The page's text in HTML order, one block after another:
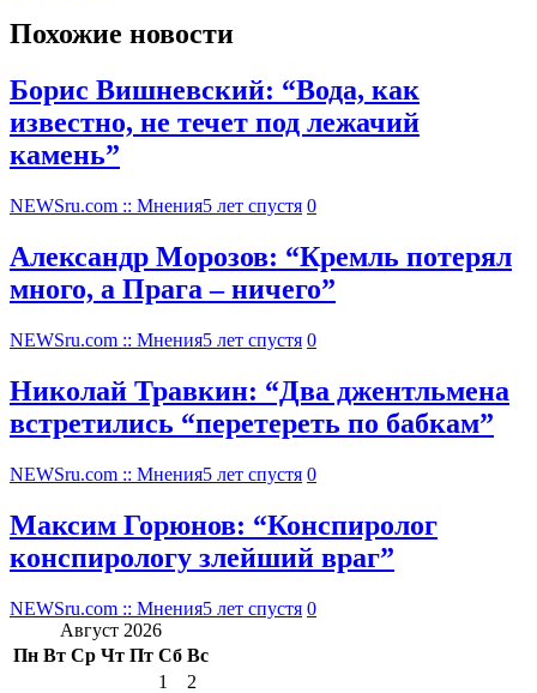
Похожие новости
Борис Вишневский: “Вода, как
известно, не течет под лежачий
камень”
NEWSru.com :: Мнения5 лет спустя 0
Александр Морозов: “Кремль потерял
много, а Прага – ничего”
NEWSru.com :: Мнения5 лет спустя 0
Николай Травкин: “Два джентльмена
встретились “перетереть по бабкам”
NEWSru.com :: Мнения5 лет спустя 0
Максим Горюнов: “Конспиролог
конспирологу злейший враг”
NEWSru.com :: Мнения5 лет спустя 0
Август 2026
Пн Вт Ср Чт Пт Сб Вс
1
2